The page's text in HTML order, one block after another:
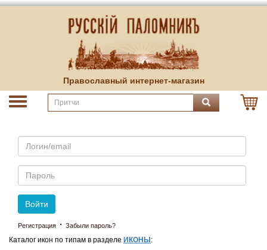
Православный интернет-магазин
Email
Пароль
Войти
Регистрация · Забыли пароль?
Каталог икон по типам в разделе ИКОНЫ :